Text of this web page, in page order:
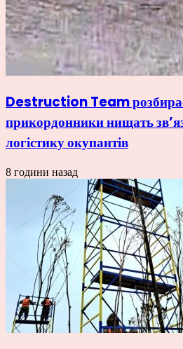
Destruction Team
прикордонники нищать
логістику окупантів
8 години назад